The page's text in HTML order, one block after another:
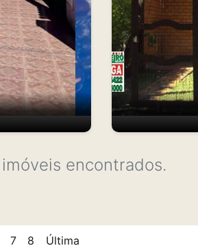
imóveis encontrados.
7 8 Última